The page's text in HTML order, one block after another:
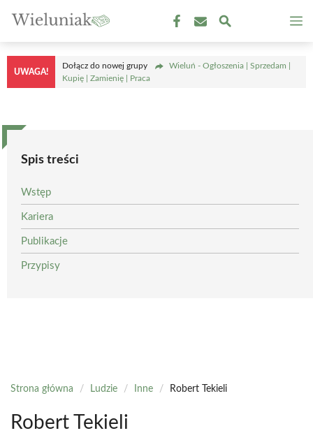
treści
UWAGA!
Dołącz do nowej grupy
Wieluń - Ogłoszenia | Sprzedam |
Kupię | Zamienię | Praca
Spis treści
Wstęp
Kariera
Publikacje
Przypisy
Strona główna / Ludzie / Inne / Robert Tekieli
Robert Tekieli